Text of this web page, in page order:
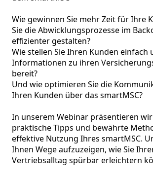
Wie gewinnen Sie mehr Zeit für Ihre
Sie die Abwicklungsprozesse im
effizienter gestalten?
Wie stellen Sie Ihren Kunden einfach
Informationen zu ihren
bereit?
Und wie optimieren Sie die
Ihren Kunden über das smartMSC?
In unserem Webinar präsentieren
praktische Tipps und bewährte
effektive Nutzung Ihres smartMSC.
Ihnen Wege aufzuzeigen, wie Sie
Vertriebsalltag spürbar erleichtern